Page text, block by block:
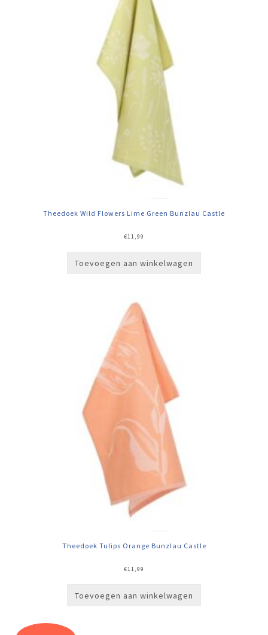
Theedoek Wild Flowers Lime Green Bunzlau Castle
€11,99
Toevoegen aan winkelwagen
Theedoek Tulips Orange Bunzlau Castle
€11,99
Toevoegen aan winkelwagen